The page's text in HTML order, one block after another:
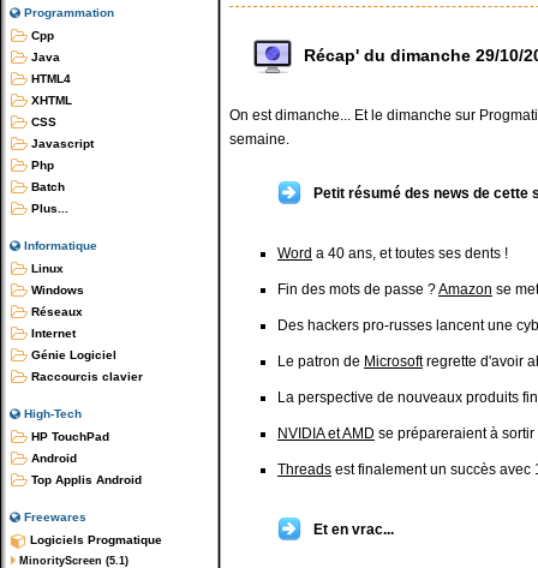
Programmation
Cpp
Java
HTML4
XHTML
CSS
Javascript
Php
Batch
Plus...
Informatique
Linux
Windows
Réseaux
Internet
Génie Logiciel
Raccourcis clavier
High-Tech
HP TouchPad
Android
Top Applis Android
Freewares
Logiciels Progmatique
MinorityScreen (5.1)
Récap' du dimanche 29/10/
On est dimanche... Et le dimanche sur
semaine.
Petit résumé des news de cette
Word a 40 ans, et toutes ses dents !
Fin des mots de passe ?Amazon se
Des hackers pro-russes lancent une
Le patron de Microsoftregrette d'avoir
La perspective de nouveaux produits
NVIDIA et AMD se prépareraient à
Threads est finalement un succès
Et en vrac...